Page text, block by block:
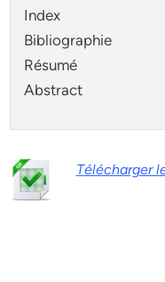
Index
Bibliographie
Résumé
Abstract
Télécharger